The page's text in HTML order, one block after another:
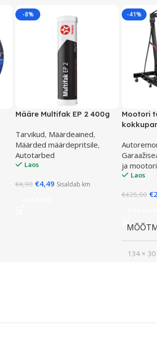
-8%
Määre Multifak EP 2 400g
Tarvikud, Määrdeained,
Määrded määrdepritsile,
Autotarbed
Laos
€4,90 €4,49 Sisaldab km
-41%
Mootori
ja
Laos
€425,00 €
134 ×